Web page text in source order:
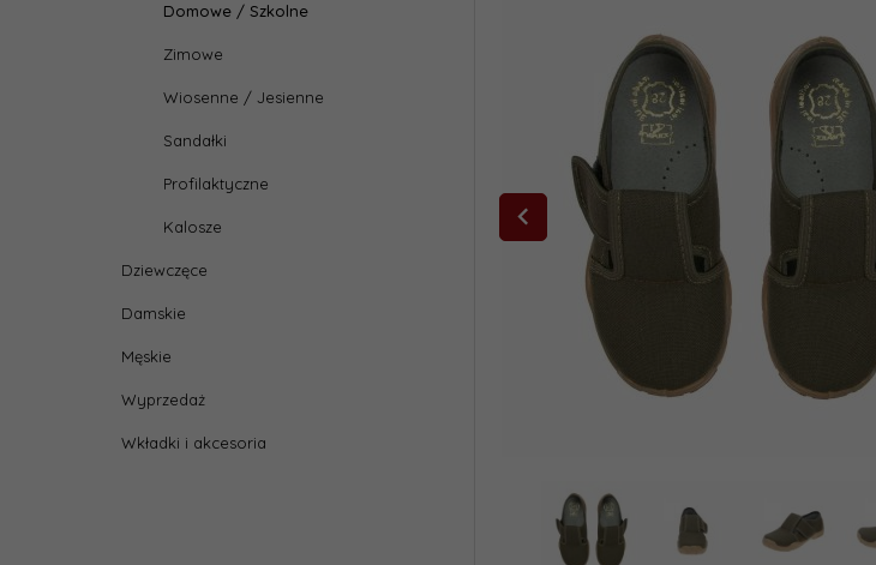
Domowe / Szkolne
Zimowe
Wiosenne / Jesienne
Sandałki
Profilaktyczne
Kalosze
Dziewczęce
Damskie
Męskie
Wyprzedaż
Wkładki i akcesoria